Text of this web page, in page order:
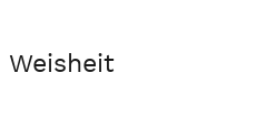
Weisheit